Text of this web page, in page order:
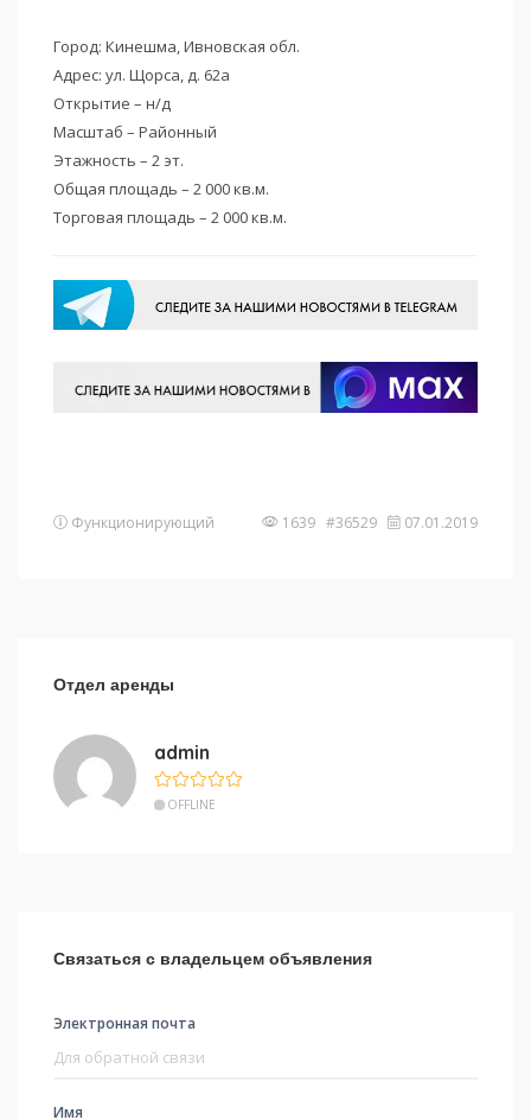
Город: Кинешма, Ивновская обл.
Адрес: ул. Щорса, д. 62а
Открытие – н/д
Масштаб – Районный
Этажность – 2 эт.
Общая площадь – 2 000 кв.м.
Торговая площадь – 2 000 кв.м.
Функционирующий 1639 #36529 07.01.2019
Отдел аренды
admin
OFFLINE
Связаться с владельцем объявления
Электронная почта
Имя